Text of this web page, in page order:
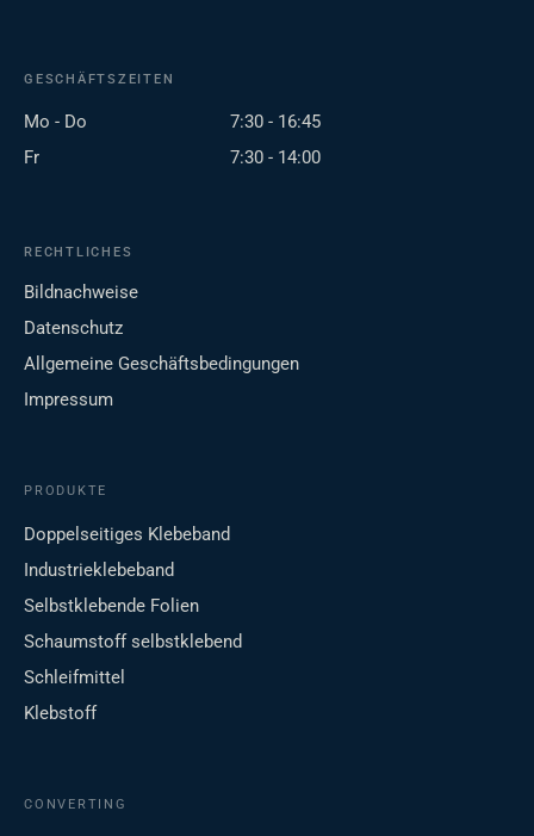
GESCHÄFTSZEITEN
Mo - Do
7:30 - 16:45
Fr
7:30 - 14:00
RECHTLICHES
Bildnachweise
Datenschutz
Allgemeine Geschäftsbedingungen
Impressum
PRODUKTE
Doppelseitiges Klebeband
Industrieklebeband
Selbstklebende Folien
Schaumstoff selbstklebend
Schleifmittel
Klebstoff
CONVERTING